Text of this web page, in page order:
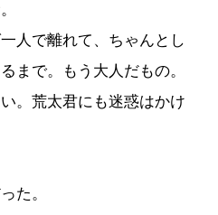
人で離れて、ちゃんとし
まで。もう大人だもの。
。荒太君にも迷惑はかけ
た。